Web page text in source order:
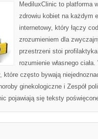
MediluxClinic to platforma
zdrowiu kobiet na każdym
internetowy, który łączy
zrozumieniem dla
przestrzeni stoi
rozumienie własnego
które często bywają
ginekologiczne i Zespół
pojawiają się teksty